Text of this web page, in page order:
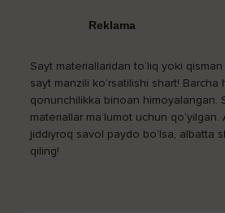
Reklama
Sayt materiallaridan to‘liq yoki
sayt manzili ko‘rsatilishi shart! Barcha
qonunchilikka binoan himoyalangan.
materiallar ma’lumot uchun qo‘yilgan.
jiddiyroq savol paydo bo‘lsa, albatta
qiling!